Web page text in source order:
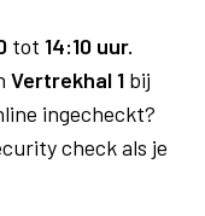
tot 14:10 uur.
Vertrekhal 1 bij
ingecheckt?
check als je